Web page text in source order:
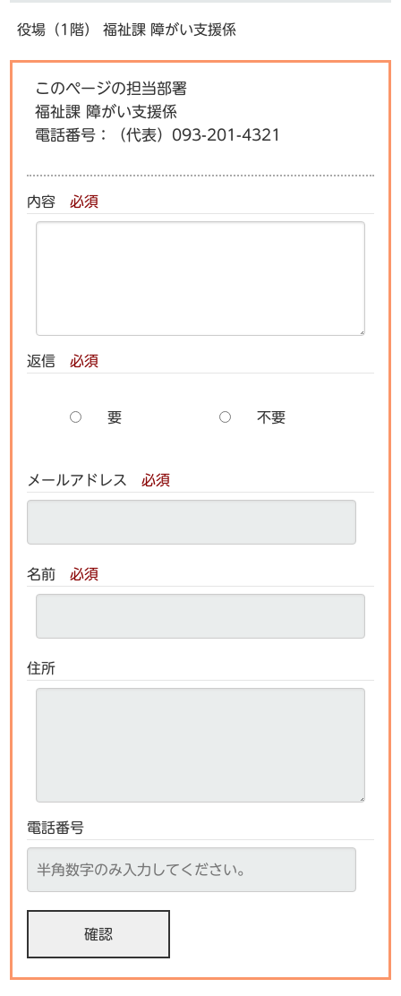
役場（1階） 福祉課 障がい支援係
このページの担当部署
福祉課 障がい支援係
電話番号：
（代表）093-201-4321
内容 必須
返信 必須
要 不要
メールアドレス 必須
名前 必須
住所
電話番号